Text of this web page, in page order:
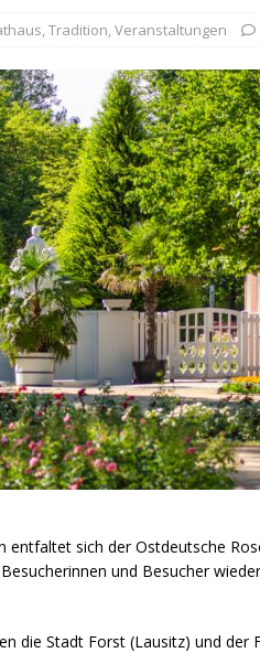
,Tradition,Veranstaltungen
entfaltet sich der Ostdeutsche
und Besucher
die Stadt Forst (Lausitz) und der